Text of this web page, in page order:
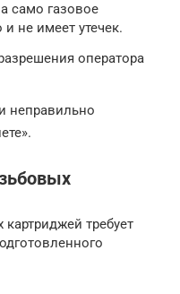
само газовое
не имеет утечек.
оператора
неправильно
требует